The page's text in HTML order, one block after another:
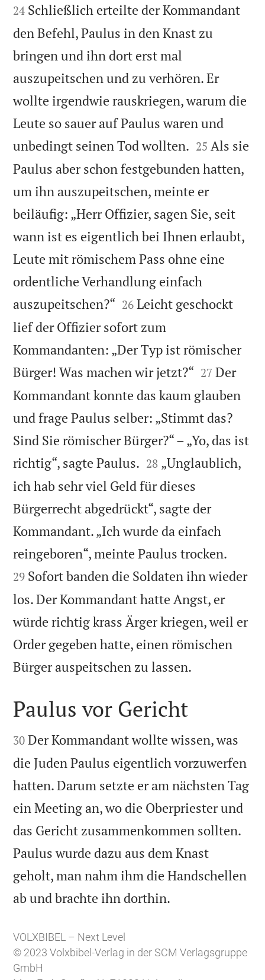
24 Schließlich erteilte der Kommandant
den Befehl, Paulus in den Knast zu
bringen und ihn dort erst mal
auszupeitschen und zu verhören. Er
wollte irgendwie rauskriegen, warum die
Leute so sauer auf Paulus waren und
unbedingt seinen Tod wollten. 

25 Als sie
Paulus aber schon festgebunden hatten,
um ihn auszupeitschen, meinte er
beiläufig: „Herr Offizier, sagen Sie, seit
wann ist es eigentlich bei Ihnen erlaubt,
Leute mit römischem Pass ohne eine
ordentliche Verhandlung einfach
auszupeitschen?“ 

26 Leicht geschockt
lief der Offizier sofort zum
Kommandanten: „Der Typ ist römischer
Bürger! Was machen wir jetzt?“ 

27 Der
Kommandant konnte das kaum glauben
und frage Paulus selber: „Stimmt das?
Sind Sie römischer Bürger?“ – „Yo, das ist
richtig“, sagte Paulus. 

28 „Unglaublich,
ich hab sehr viel Geld für dieses
Bürgerrecht abgedrückt“, sagte der
Kommandant. „Ich wurde da einfach
reingeboren“, meinte Paulus trocken.
29 Sofort banden die Soldaten ihn wieder
los. Der Kommandant hatte Angst, er
würde richtig krass Ärger kriegen, weil er
Order gegeben hatte, einen römischen
Bürger auspeitschen zu lassen.

Paulus vor Gericht

30 Der Kommandant wollte wissen, was
die Juden Paulus eigentlich vorzuwerfen
hatten. Darum setzte er am nächsten Tag
ein Meeting an, wo die Oberpriester und
das Gericht zusammenkommen sollten.
Paulus wurde dazu aus dem Knast
geholt, man nahm ihm die Handschellen
ab und brachte ihn dorthin.
VOLXBIBEL – Next Level
© 2023 Volxbibel-Verlag in der SCM Verlagsgruppe
GmbH